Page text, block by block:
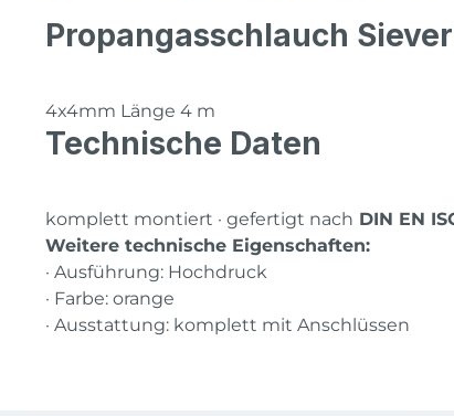
Propangasschlauch
4x4mm Länge 4 m
Technische Daten
komplett montiert · gefertigt nach DIN EN
Weitere technische Eigenschaften:
· Ausführung: Hochdruck
· Farbe: orange
· Ausstattung: komplett mit Anschlüssen